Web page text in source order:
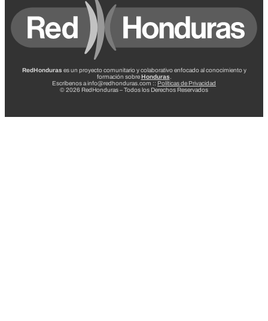
RedHonduras es un proyecto comunitario y colaborativo enfocado al conocimiento y
formación sobreHonduras
Escríbenos a info@redhonduras.com :: Políticas de Privacidad
© 2026 RedHonduras – Todos los Derechos Reservados